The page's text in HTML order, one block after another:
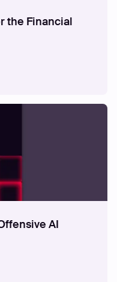
the Financial
AI